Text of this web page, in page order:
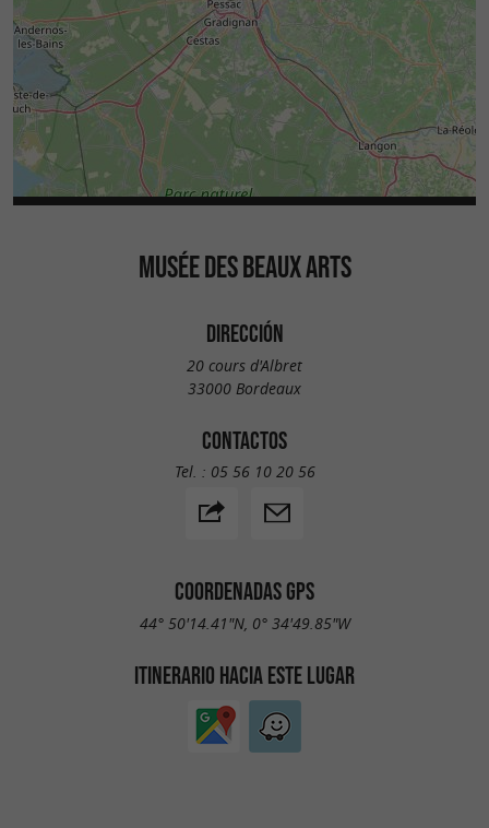
MUSÉE DES BEAUX ARTS
DIRECCIÓN
20 cours d'Albret
33000 Bordeaux
CONTACTOS
Tel. : 05 56 10 20 56
COORDENADAS GPS
44° 50'14.41"N, 0° 34'49.85"W
ITINERARIO HACIA ESTE LUGAR